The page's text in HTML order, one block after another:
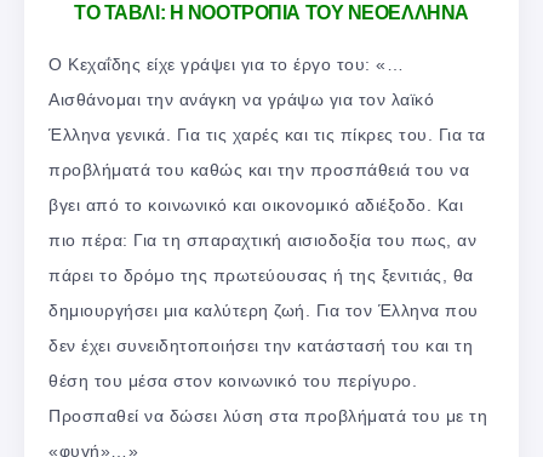
ΤΟ ΤΑΒΛΙ: Η ΝΟΟΤΡΟΠΙΑ ΤΟΥ ΝΕΟΕΛΛΗΝΑ
O Κεχαΐδης είχε γράψει για το έργο του: «…
Αισθάνομαι την ανάγκη να γράψω για τον λαϊκό
Έλληνα γενικά. Για τις χαρές και τις πίκρες του. Για τα
προβλήματά του καθώς και την προσπάθειά του να
βγει από το κοινωνικό και οικονομικό αδιέξοδο. Και
πιο πέρα: Για τη σπαραχτική αισιοδοξία του πως, αν
πάρει το δρόμο της πρωτεύουσας ή της ξενιτιάς, θα
δημιουργήσει μια καλύτερη ζωή. Για τον Έλληνα που
δεν έχει συνειδητοποιήσει την κατάστασή του και τη
θέση του μέσα στον κοινωνικό του περίγυρο.
Προσπαθεί να δώσει λύση στα προβλήματά του με τη
«φυγή»…»